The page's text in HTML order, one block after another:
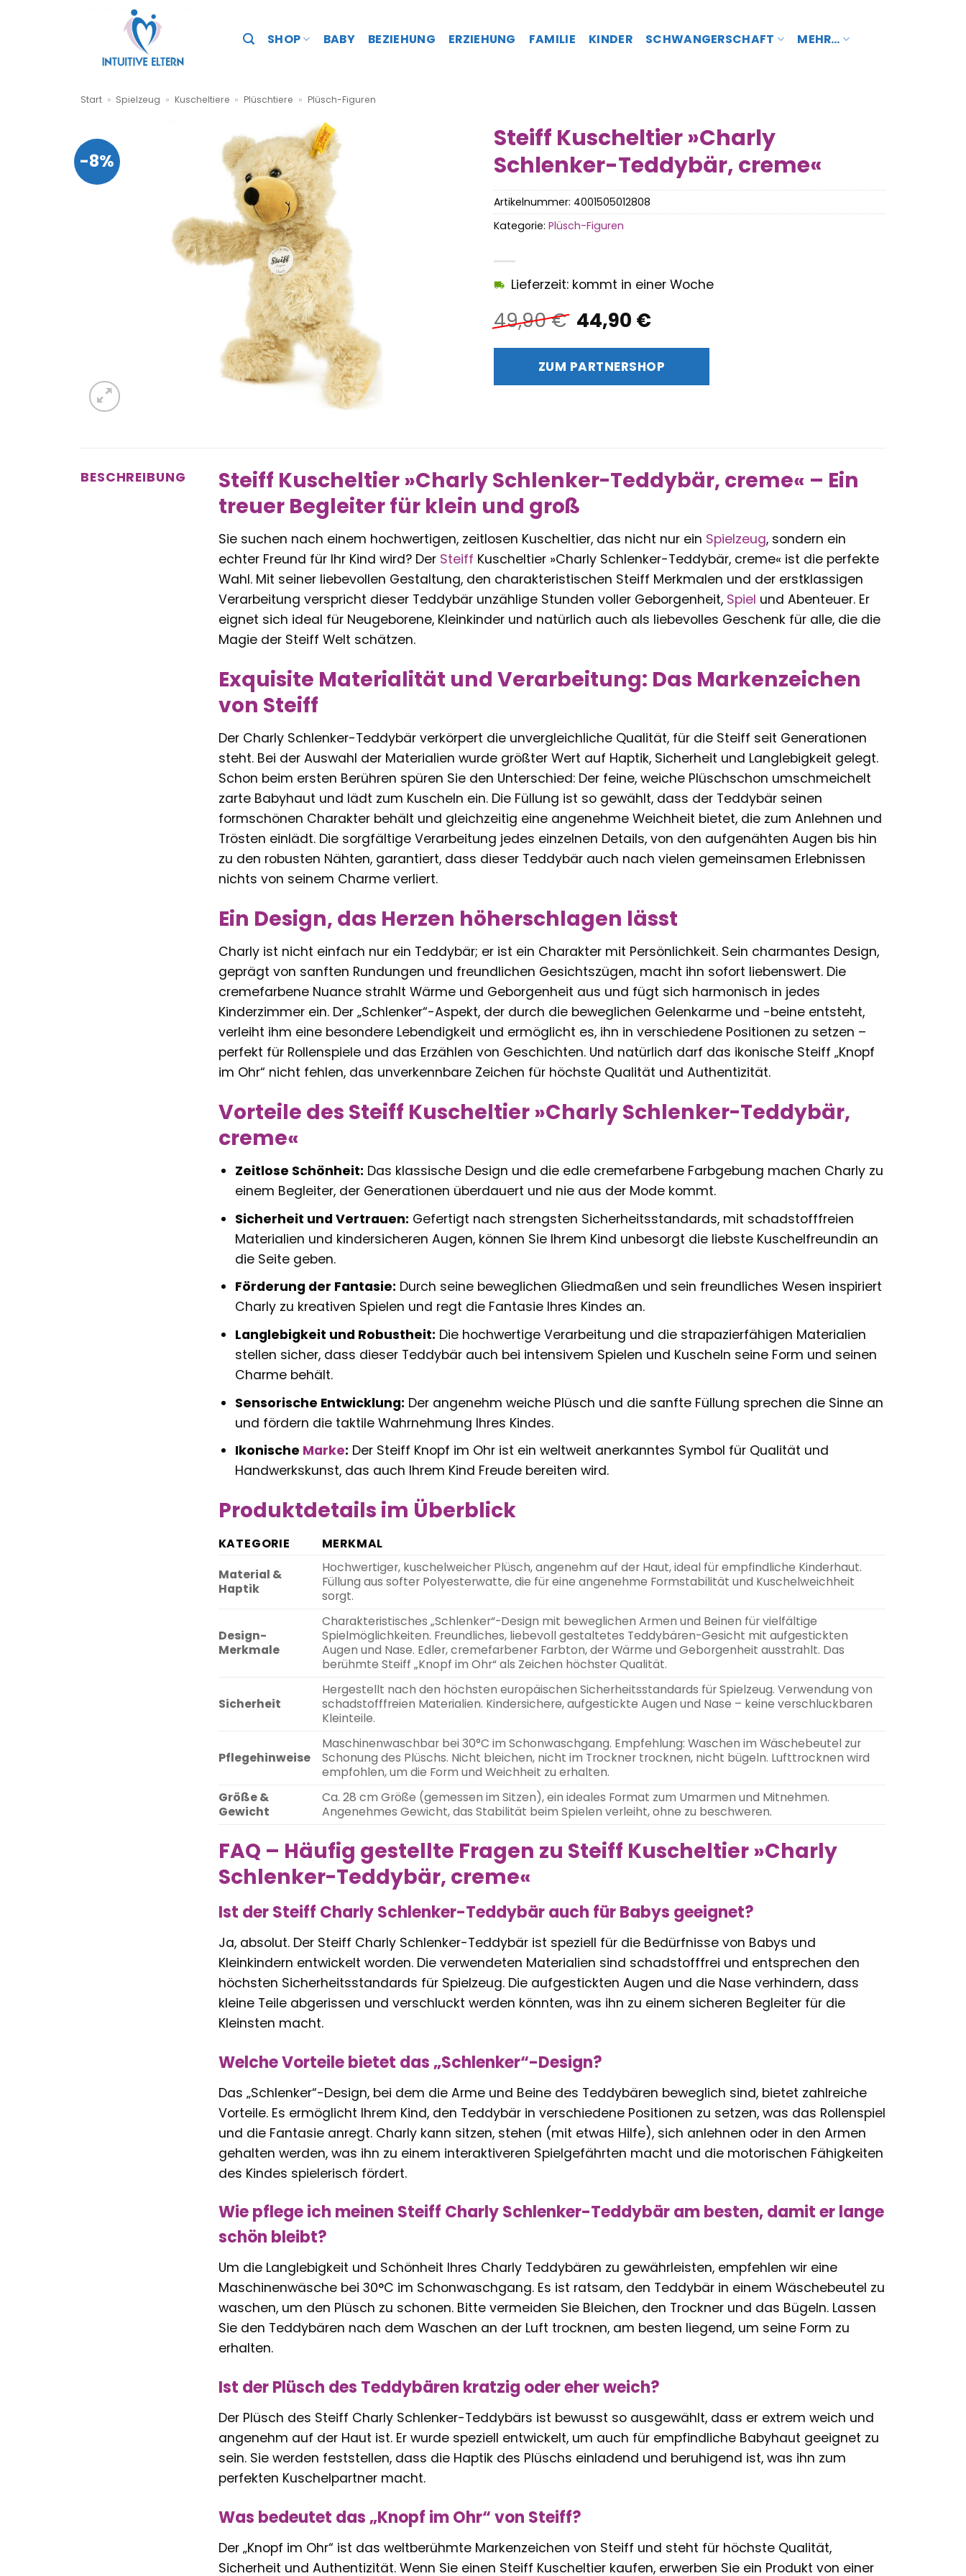
SHOP BABY BEZIEHUNG ERZIEHUNG FAMILIE KINDER SCHWANGERSCHAFT MEHR…
Start » Spielzeug » Kuscheltiere » Plüschtiere » Plüsch-Figuren
-8%
Steiff Kuscheltier »Charly
Schlenker-Teddybär, creme«
49,90€ Ursprünglicher
Preis
war:
49,90 €
44,90 €Aktueller
ist:
44,90 €.
Lieferzeit: kommt in einer Woche
ZUM PARTNERSHOP
Artikelnummer: 4001505012808
Kategorie: Plüsch-Figuren
BESCHREIBUNG
Steiff Kuscheltier »Charly Schlenker-Teddybär, creme« – Ein
treuer Begleiter für klein und groß
Sie suchen nach einem hochwertigen, zeitlosen Kuscheltier, das nicht nur ein Spielzeug, sondern ein
echter Freund für Ihr Kind wird? Der Steiff Kuscheltier »Charly Schlenker-Teddybär, creme« ist die perfekte
Wahl. Mit seiner liebevollen Gestaltung, den charakteristischen Steiff Merkmalen und der erstklassigen
Verarbeitung verspricht dieser Teddybär unzählige Stunden voller Geborgenheit, Spiel und Abenteuer. Er
eignet sich ideal für Neugeborene, Kleinkinder und natürlich auch als liebevolles Geschenk für alle, die die
Magie der Steiff Welt schätzen.
Exquisite Materialität und Verarbeitung: Das Markenzeichen
von Steiff
Der Charly Schlenker-Teddybär verkörpert die unvergleichliche Qualität, für die Steiff seit Generationen
steht. Bei der Auswahl der Materialien wurde größter Wert auf Haptik, Sicherheit und Langlebigkeit gelegt.
Schon beim ersten Berühren spüren Sie den Unterschied: Der feine, weiche Plüschschon umschmeichelt
zarte Babyhaut und lädt zum Kuscheln ein. Die Füllung ist so gewählt, dass der Teddybär seinen
formschönen Charakter behält und gleichzeitig eine angenehme Weichheit bietet, die zum Anlehnen und
Trösten einlädt. Die sorgfältige Verarbeitung jedes einzelnen Details, von den aufgenähten Augen bis hin
zu den robusten Nähten, garantiert, dass dieser Teddybär auch nach vielen gemeinsamen Erlebnissen
nichts von seinem Charme verliert.
Ein Design, das Herzen höherschlagen lässt
Charly ist nicht einfach nur ein Teddybär; er ist ein Charakter mit Persönlichkeit. Sein charmantes Design,
geprägt von sanften Rundungen und freundlichen Gesichtszügen, macht ihn sofort liebenswert. Die
cremefarbene Nuance strahlt Wärme und Geborgenheit aus und fügt sich harmonisch in jedes
Kinderzimmer ein. Der „Schlenker“-Aspekt, der durch die beweglichen Gelenkarme und -beine entsteht,
verleiht ihm eine besondere Lebendigkeit und ermöglicht es, ihn in verschiedene Positionen zu setzen –
perfekt für Rollenspiele und das Erzählen von Geschichten. Und natürlich darf das ikonische Steiff „Knopf
im Ohr“ nicht fehlen, das unverkennbare Zeichen für höchste Qualität und Authentizität.
Vorteile des Steiff Kuscheltier »Charly Schlenker-Teddybär,
creme«
Zeitlose Schönheit: Das klassische Design und die edle cremefarbene Farbgebung machen Charly zu
einem Begleiter, der Generationen überdauert und nie aus der Mode kommt.
Sicherheit und Vertrauen: Gefertigt nach strengsten Sicherheitsstandards, mit schadstofffreien
Materialien und kindersicheren Augen, können Sie Ihrem Kind unbesorgt die liebste Kuschelfreundin an
die Seite geben.
Förderung der Fantasie: Durch seine beweglichen Gliedmaßen und sein freundliches Wesen inspiriert
Charly zu kreativen Spielen und regt die Fantasie Ihres Kindes an.
Langlebigkeit und Robustheit: Die hochwertige Verarbeitung und die strapazierfähigen Materialien
stellen sicher, dass dieser Teddybär auch bei intensivem Spielen und Kuscheln seine Form und seinen
Charme behält.
Sensorische Entwicklung: Der angenehm weiche Plüsch und die sanfte Füllung sprechen die Sinne an
und fördern die taktile Wahrnehmung Ihres Kindes.
Ikonische Marke: Der Steiff Knopf im Ohr ist ein weltweit anerkanntes Symbol für Qualität und
Handwerkskunst, das auch Ihrem Kind Freude bereiten wird.
Produktdetails im Überblick
KATEGORIE
MERKMAL
Material &
Haptik
Hochwertiger, kuschelweicher Plüsch, angenehm auf der Haut, ideal für empfindliche Kinderhaut.
Füllung aus softer Polyesterwatte, die für eine angenehme Formstabilität und Kuschelweichheit
sorgt.
Design-
Merkmale
Charakteristisches „Schlenker“-Design mit beweglichen Armen und Beinen für vielfältige
Spielmöglichkeiten. Freundliches, liebevoll gestaltetes Teddybären-Gesicht mit aufgestickten
Augen und Nase. Edler, cremefarbener Farbton, der Wärme und Geborgenheit ausstrahlt. Das
berühmte Steiff „Knopf im Ohr“ als Zeichen höchster Qualität.
Sicherheit
Hergestellt nach den höchsten europäischen Sicherheitsstandards für Spielzeug. Verwendung von
schadstofffreien Materialien. Kindersichere, aufgestickte Augen und Nase – keine verschluckbaren
Kleinteile.
Pflegehinweise
Maschinenwaschbar bei 30°C im Schonwaschgang. Empfehlung: Waschen im Wäschebeutel zur
Schonung des Plüschs. Nicht bleichen, nicht im Trockner trocknen, nicht bügeln. Lufttrocknen wird
empfohlen, um die Form und Weichheit zu erhalten.
Größe &
Gewicht
Ca. 28 cm Größe (gemessen im Sitzen), ein ideales Format zum Umarmen und Mitnehmen.
Angenehmes Gewicht, das Stabilität beim Spielen verleiht, ohne zu beschweren.
FAQ – Häufig gestellte Fragen zu Steiff Kuscheltier »Charly
Schlenker-Teddybär, creme«
Ist der Steiff Charly Schlenker-Teddybär auch für Babys geeignet?
Ja, absolut. Der Steiff Charly Schlenker-Teddybär ist speziell für die Bedürfnisse von Babys und
Kleinkindern entwickelt worden. Die verwendeten Materialien sind schadstofffrei und entsprechen den
höchsten Sicherheitsstandards für Spielzeug. Die aufgestickten Augen und die Nase verhindern, dass
kleine Teile abgerissen und verschluckt werden könnten, was ihn zu einem sicheren Begleiter für die
Kleinsten macht.
Welche Vorteile bietet das „Schlenker“-Design?
Das „Schlenker“-Design, bei dem die Arme und Beine des Teddybären beweglich sind, bietet zahlreiche
Vorteile. Es ermöglicht Ihrem Kind, den Teddybär in verschiedene Positionen zu setzen, was das Rollenspiel
und die Fantasie anregt. Charly kann sitzen, stehen (mit etwas Hilfe), sich anlehnen oder in den Armen
gehalten werden, was ihn zu einem interaktiveren Spielgefährten macht und die motorischen Fähigkeiten
des Kindes spielerisch fördert.
Wie pflege ich meinen Steiff Charly Schlenker-Teddybär am besten, damit er lange
schön bleibt?
Um die Langlebigkeit und Schönheit Ihres Charly Teddybären zu gewährleisten, empfehlen wir eine
Maschinenwäsche bei 30°C im Schonwaschgang. Es ist ratsam, den Teddybär in einem Wäschebeutel zu
waschen, um den Plüsch zu schonen. Bitte vermeiden Sie Bleichen, den Trockner und das Bügeln. Lassen
Sie den Teddybären nach dem Waschen an der Luft trocknen, am besten liegend, um seine Form zu
erhalten.
Ist der Plüsch des Teddybären kratzig oder eher weich?
Der Plüsch des Steiff Charly Schlenker-Teddybärs ist bewusst so ausgewählt, dass er extrem weich und
angenehm auf der Haut ist. Er wurde speziell entwickelt, um auch für empfindliche Babyhaut geeignet zu
sein. Sie werden feststellen, dass die Haptik des Plüschs einladend und beruhigend ist, was ihn zum
perfekten Kuschelpartner macht.
Was bedeutet das „Knopf im Ohr“ von Steiff?
Der „Knopf im Ohr“ ist das weltberühmte Markenzeichen von Steiff und steht für höchste Qualität,
Sicherheit und Authentizität. Wenn Sie einen Steiff Kuscheltier kaufen, erwerben Sie ein Produkt von einer